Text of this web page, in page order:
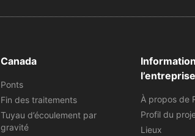
Canada
Ponts
Fin des traitements
Tuyau d’écoulement par
gravité
l’entreprise
À propos de
Profil du
Lieux